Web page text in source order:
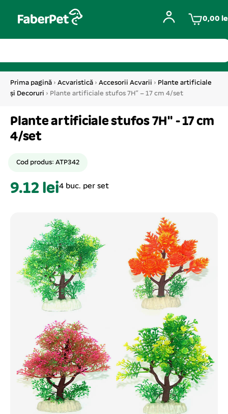
0,00
Prima pagină › Acvaristică › Accesorii Acvarii › Plante artificiale
și Decoruri › Plante artificiale stufos 7H” – 17 cm 4/set
Plante artificiale stufos 7H" - 17 cm
4/set
Cod produs: ATP342
9.12 lei4 buc. per set